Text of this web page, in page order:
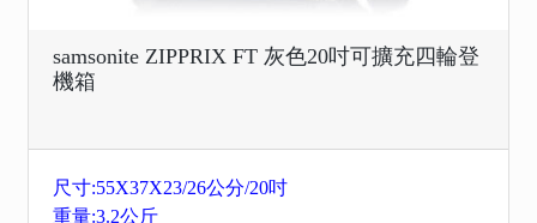
samsonite ZIPPRIX FT 灰色20吋可擴充四輪登
機箱
尺寸:55X37X23/26公分/20吋
重量:3.2公斤